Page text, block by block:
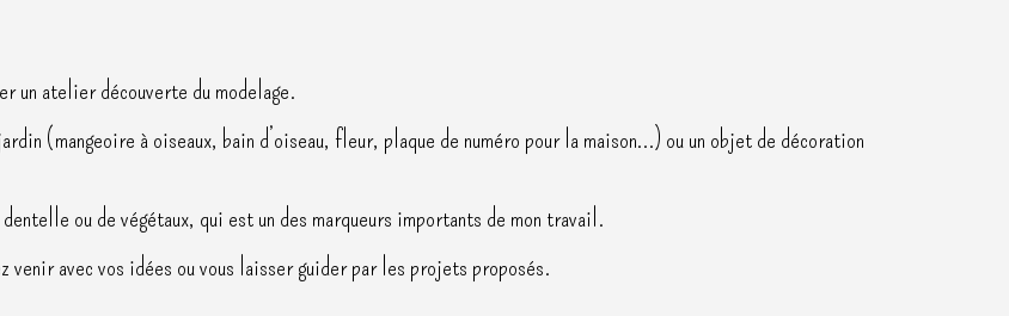
un atelier découverte du modelage.
(mangeoire à oiseaux, bain d’oiseau, fleur, plaque de numéro pour la maison…) ou un objet de décoration
ou de végétaux, qui est un des marqueurs importants de mon travail.
venir avec vos idées ou vous laisser guider par les projets proposés.